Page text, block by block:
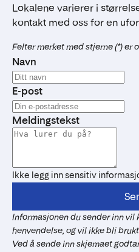
Lokalene varierer i
kontakt med oss for en
Felter merket med stjerne (*) er
Navn
E-post
Meldingstekst
Ikke legg inn sensitiv
Informasjonen du sender inn vil
henvendelse, og vil ikke bli
Ved å sende inn skjemaet